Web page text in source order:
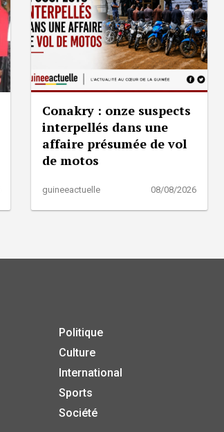
Conakry : onze suspects
interpellés dans une
affaire présumée de vol
de motos
guineeactuelle 08/08/2026
Politique
Culture
International
Sports
Société